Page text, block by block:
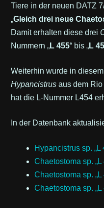
Tiere in der neuen DATZ
„Gleich drei neue
Damit erhalten diese drei
Nummern „L 455“ bis „L
Weiterhin wurde in
Hypancistrus aus dem
hat die L-Nummer L454
In der Datenbank
Hypancistrus sp. „L
Chaetostoma sp. „L
Chaetostoma sp. „L
Chaetostoma sp. „L